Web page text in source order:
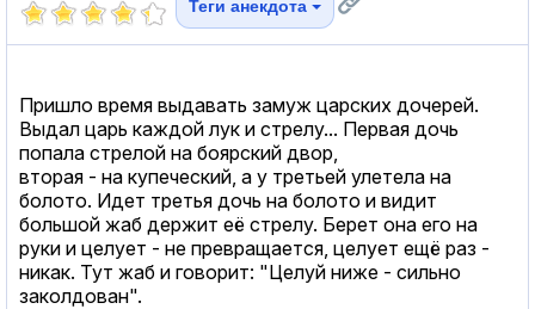
Теги анекдота
Пришло время выдавать замуж царских дочерей.
Выдал царь каждой лук и стрелу... Первая дочь
попала стрелой на боярский двор,
вторая - на купеческий, а у третьей улетела на
болото. Идет третья дочь на болото и видит
большой жаб держит её стрелу. Берет она его на
руки и целует - не превращается, целует ещё раз -
никак. Тут жаб и говорит: "Целуй ниже - сильно
заколдован".